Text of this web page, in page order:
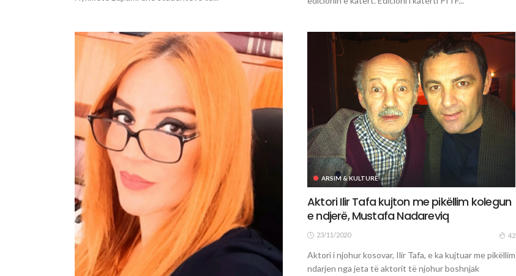
ARSIM & KULTURË
Aktori Ilir Tafa kujton me pikëllim kolegun
e ndjerë, Mustafa Nadareviq
23/11/2020 42
Aktori i njohur kosovar, Ilir Tafa, e ka kujtuar me pikëllim
ndarjen nga jeta të aktorit të njohur boshnjak